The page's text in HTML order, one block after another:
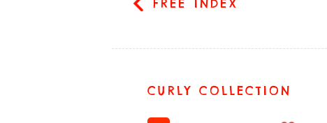
FREE INDEX
CURLY COLLECTION